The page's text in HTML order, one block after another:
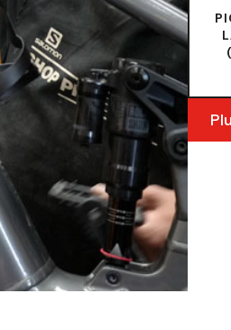
EXPÉRIENCES PIC
VOTRE
EN
EXCURSIONS